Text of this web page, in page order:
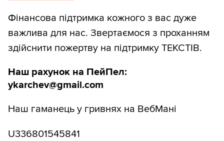
Фінансова підтримка кожного з вас дуже
важлива для нас. Звертаємося з проханням
здійснити пожертву на підтримку ТЕКСТІВ.
Наш рахунок на ПейПел:
ykarchev@gmail.com
Наш гаманець у гривнях на ВебМані
U336801545841